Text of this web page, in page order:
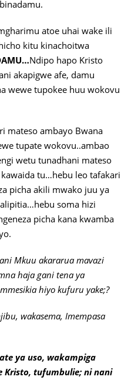
atoe uhai wake ili
kitu kinachoitwa
Ndipo hapo Kristo
akapigwe afe, damu
wewe tupokee huu wokovu
mateso ambayo Bwana
tupate wokovu..ambao
wetu tunadhani mateso
tu…hebu leo tafakari
picha akili mwako juu ya
soma hizi
picha kana kwamba
Mkuu akararua mavazi
haja gani tena ya
hiyo kufuru yake;?
wakasema, Imempasa
ya uso, wakampiga
Kristo, tufumbulie; ni nani